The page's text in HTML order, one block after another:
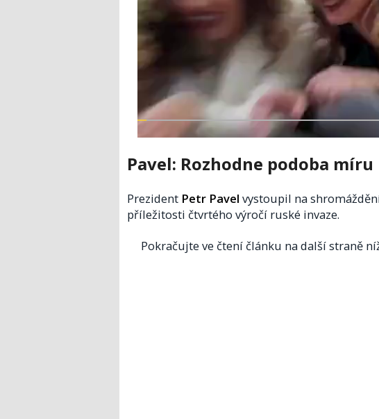
Pavel: Rozhodne podoba míru
Prezident Petr Pavel vystoupil na
příležitosti čtvrtého výročí ruské invaze.
Pokračujte ve čtení článku na další straně